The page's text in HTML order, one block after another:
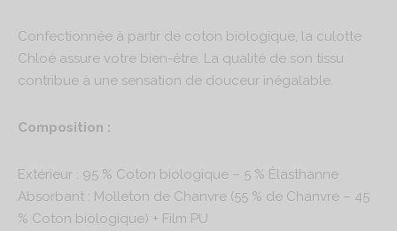
Confectionnée à partir de coton biologique, la culotte
Chloé assure votre bien-être. La qualité de son tissu
contribue à une sensation de douceur inégalable.
Composition :
Extérieur : 95 % Coton biologique – 5 % Élasthanne
Absorbant : Molleton de Chanvre (55 % de Chanvre – 45
% Coton biologique) + Film PU